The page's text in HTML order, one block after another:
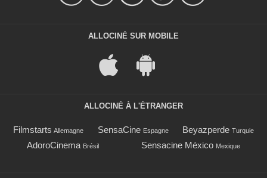
ALLOCINÉ SUR MOBILE
ALLOCINÉ À L'ÉTRANGER
Filmstarts Allemagne SensaCine Espagne Beyazperde Turquie
AdoroCinema Brésil Sensacine México Mexique